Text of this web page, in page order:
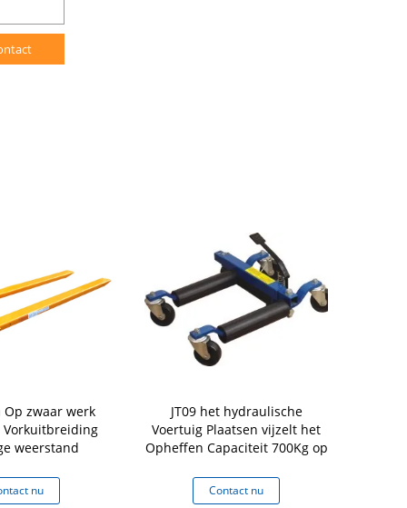
Op zwaar werk
Vorkuitbreiding
weerstand
nu
JT09 het hydraulische
Voertuig Plaatsen vijzelt het
Opheffen Capaciteit 700Kg op
Contact nu